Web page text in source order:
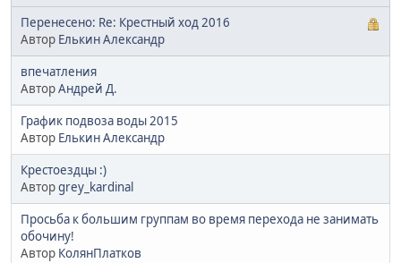
Перенесено: Re: Крестный ход 2016
Автор Елькин Александр
впечатления
АвторАндрей Д.
График подвоза воды 2015
Автор Елькин Александр
Крестоездцы :)
Авторgrey_kardinal
Просьба к большим группам во время перехода не занимать
обочину!
Автор КолянПлатков